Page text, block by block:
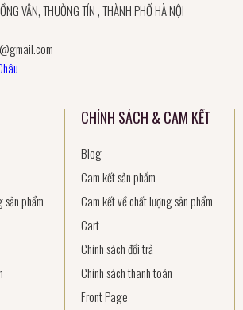
VÂN, THƯỜNG TÍN , THÀNH PHỐ HÀ NỘI
phẩm
CHÍNH SÁCH & CAM KẾT
Blog
Cam kết sản phẩm
Cam kết về chất lượng sản phẩm
Cart
Chính sách đổi trả
Chính sách thanh toán
Front Page